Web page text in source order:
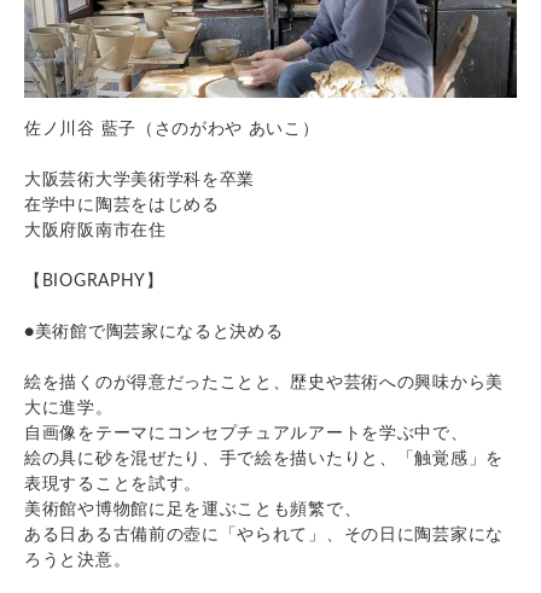
佐ノ川谷 藍子（さのがわや あいこ）
大阪芸術大学美術学科を卒業
在学中に陶芸をはじめる
大阪府阪南市在住
【BIOGRAPHY】
●美術館で陶芸家になると決める
絵を描くのが得意だったことと、歴史や芸術への興味から美
大に進学。
自画像をテーマにコンセプチュアルアートを学ぶ中で、
絵の具に砂を混ぜたり、手で絵を描いたりと、「触覚感」を
表現することを試す。
美術館や博物館に足を運ぶことも頻繁で、
ある日ある古備前の壺に「やられて」、その日に陶芸家にな
ろうと決意。